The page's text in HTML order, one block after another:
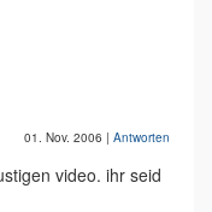
01. Nov. 2006 | Antworten
video. ihr seid